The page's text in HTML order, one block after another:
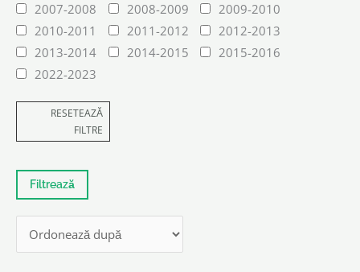
2007-2008
2008-2009
2009-2010
2010-2011
2011-2012
2012-2013
2013-2014
2014-2015
2015-2016
2022-2023
RESETEAZĂ
FILTRE